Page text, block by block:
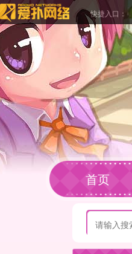
快捷入口：
首页
玩家社区